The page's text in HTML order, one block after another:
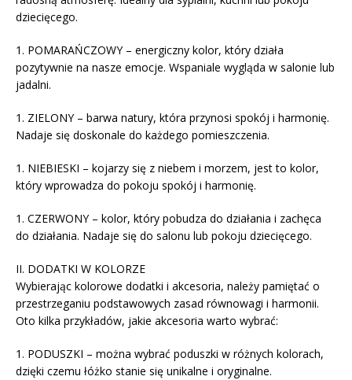
dziecięcego.
1. POMARAŃCZOWY – energiczny kolor, który działa
pozytywnie na nasze emocje. Wspaniale wygląda w salonie lub
jadalni.
1. ZIELONY – barwa natury, która przynosi spokój i harmonię.
Nadaje się doskonale do każdego pomieszczenia.
1. NIEBIESKI – kojarzy się z niebem i morzem, jest to kolor,
który wprowadza do pokoju spokój i harmonię.
1. CZERWONY – kolor, który pobudza do działania i zachęca
do działania. Nadaje się do salonu lub pokoju dziecięcego.
II. DODATKI W KOLORZE
Wybierając kolorowe dodatki i akcesoria, należy pamiętać o
przestrzeganiu podstawowych zasad równowagi i harmonii.
Oto kilka przykładów, jakie akcesoria warto wybrać:
1. PODUSZKI – można wybrać poduszki w różnych kolorach,
dzięki czemu łóżko stanie się unikalne i oryginalne.